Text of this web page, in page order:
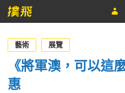
節目
主辦單位
關於撲飛
藝術 展覽
《將軍澳，可以這
惠